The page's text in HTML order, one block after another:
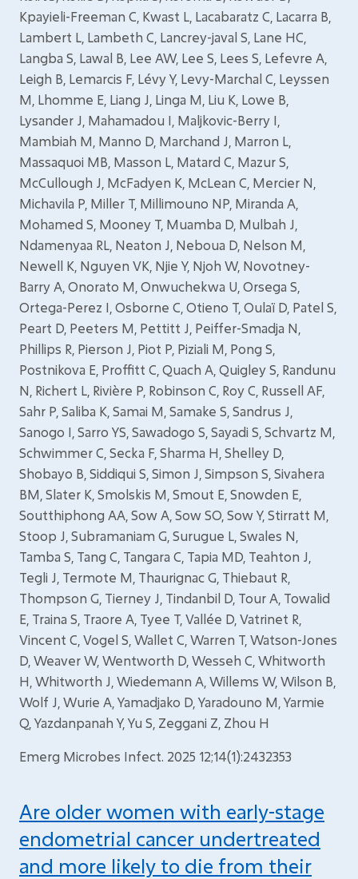
Kpayieli-Freeman C, Kwast L, Lacabaratz C, Lacarra B,
Lambert L, Lambeth C, Lancrey-javal S, Lane HC,
Langba S, Lawal B, Lee AW, Lee S, Lees S, Lefevre A,
Leigh B, Lemarcis F, Lévy Y, Levy-Marchal C, Leyssen
M, Lhomme E, Liang J, Linga M, Liu K, Lowe B,
Lysander J, Mahamadou I, Maljkovic-Berry I,
Mambiah M, Manno D, Marchand J, Marron L,
Massaquoi MB, Masson L, Matard C, Mazur S,
McCullough J, McFadyen K, McLean C, Mercier N,
Michavila P, Miller T, Millimouno NP, Miranda A,
Mohamed S, Mooney T, Muamba D, Mulbah J,
Ndamenyaa RL, Neaton J, Neboua D, Nelson M,
Newell K, Nguyen VK, Njie Y, Njoh W, Novotney-
Barry A, Onorato M, Onwuchekwa U, Orsega S,
Ortega-Perez I, Osborne C, Otieno T, Oulaï D, Patel S,
Peart D, Peeters M, Pettitt J, Peiffer-Smadja N,
Phillips R, Pierson J, Piot P, Piziali M, Pong S,
Postnikova E, Proffitt C, Quach A, Quigley S, Randunu
N, Richert L, Rivière P, Robinson C, Roy C, Russell AF,
Sahr P, Saliba K, Samai M, Samake S, Sandrus J,
Sanogo I, Sarro YS, Sawadogo S, Sayadi S, Schvartz M,
Schwimmer C, Secka F, Sharma H, Shelley D,
Shobayo B, Siddiqui S, Simon J, Simpson S, Sivahera
BM, Slater K, Smolskis M, Smout E, Snowden E,
Soutthiphong AA, Sow A, Sow SO, Sow Y, Stirratt M,
Stoop J, Subramaniam G, Surugue L, Swales N,
Tamba S, Tang C, Tangara C, Tapia MD, Teahton J,
Tegli J, Termote M, Thaurignac G, Thiebaut R,
Thompson G, Tierney J, Tindanbil D, Tour A, Towalid
E, Traina S, Traore A, Tyee T, Vallée D, Vatrinet R,
Vincent C, Vogel S, Wallet C, Warren T, Watson-Jones
D, Weaver W, Wentworth D, Wesseh C, Whitworth
H, Whitworth J, Wiedemann A, Willems W, Wilson B,
Wolf J, Wurie A, Yamadjako D, Yaradouno M, Yarmie
Q, Yazdanpanah Y, Yu S, Zeggani Z, Zhou H
Emerg Microbes Infect. 2025 12;14(1):2432353
Are older women with early-stage
endometrial cancer undertreated
and more likely to die from their